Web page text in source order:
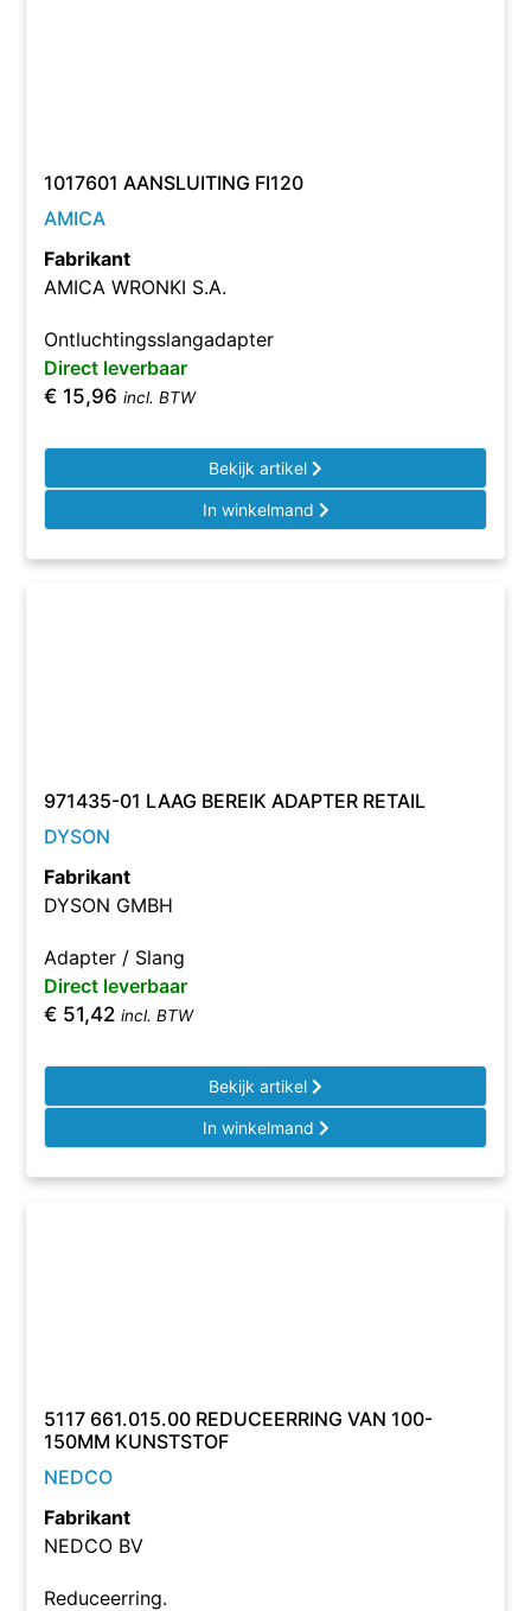
1017601 AANSLUITING FI120
AMICA
Fabrikant
AMICA WRONKI S.A.
Ontluchtingsslangadapter
Direct leverbaar
€ 15,96 incl. BTW
Bekijk artikel
In winkelmand
971435-01 LAAG BEREIK ADAPTER RETAIL
DYSON
Fabrikant
DYSON GMBH
Adapter / Slang
Direct leverbaar
€ 51,42 incl. BTW
Bekijk artikel
In winkelmand
5117 661.015.00 REDUCEERRING VAN 100-
150MM KUNSTSTOF
NEDCO
Fabrikant
NEDCO BV
Reduceerring.